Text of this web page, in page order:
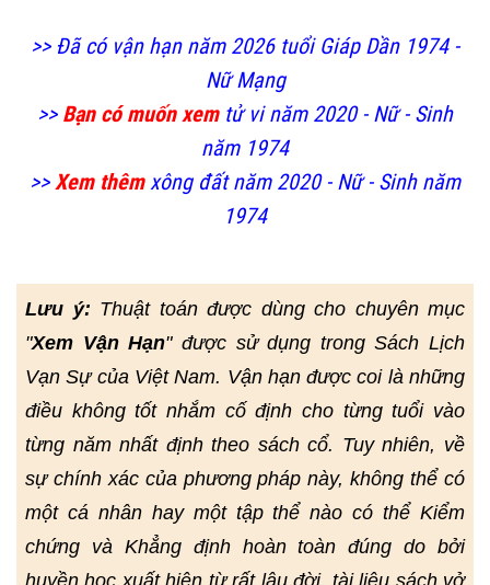
>> Đã có vận hạn năm 2026 tuổi Giáp Dần 1974 -
Nữ Mạng
>> Bạn có muốn xemtử vi năm 2020 - Nữ - Sinh
năm 1974
>>Xem thêmxông đất năm 2020 - Nữ - Sinh năm
1974
Lưu ý: Thuật toán được dùng cho chuyên mục
"Xem Vận Hạn" được sử dụng trong Sách Lịch
Vạn Sự của Việt Nam. Vận hạn được coi là những
điều không tốt nhắm cố định cho từng tuổi vào
từng năm nhất định theo sách cổ. Tuy nhiên, về
sự chính xác của phương pháp này, không thể có
một cá nhân hay một tập thể nào có thể Kiểm
chứng và Khẳng định hoàn toàn đúng do bởi
huyền học xuất hiện từ rất lâu đời, tài liệu sách vở